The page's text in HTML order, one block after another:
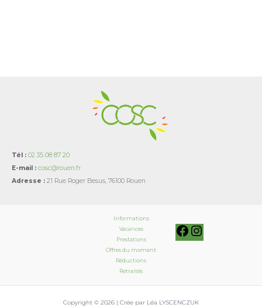
Tél : 02 35 08 87 20
E-mail : cosc@rouen.fr
Adresse : 21 Rue Roger Besus, 76100 Rouen
Informations
Vacances
Prestations
Offres du moment
Réductions
Retraités
Copyright © 2026 | Crée par Léa LYSCENCZUK